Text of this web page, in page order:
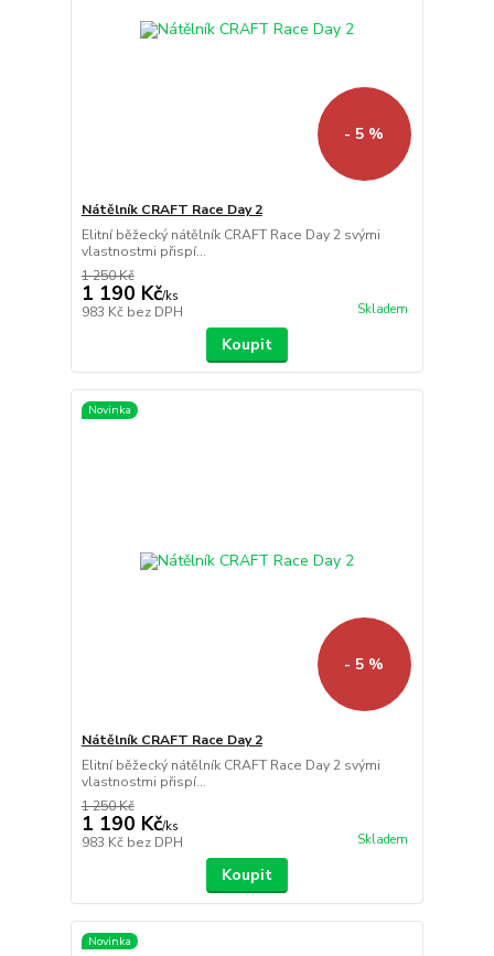
- 5 %
Nátělník CRAFT Race Day 2
Elitní běžecký nátělník CRAFT Race Day 2 svými
vlastnostmi přispí...
1 250 Kč
1 190 Kč/ks
983 Kč bez DPH Skladem
Koupit
Novinka
- 5 %
Nátělník CRAFT Race Day 2
Elitní běžecký nátělník CRAFT Race Day 2 svými
vlastnostmi přispí...
1 250 Kč
1 190 Kč/ks
983 Kč bez DPH Skladem
Koupit
Novinka